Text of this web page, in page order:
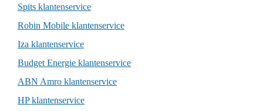
Spits klantenservice
Robin Mobile klantenservice
Iza klantenservice
Budget Energie klantenservice
ABN Amro klantenservice
HP klantenservice